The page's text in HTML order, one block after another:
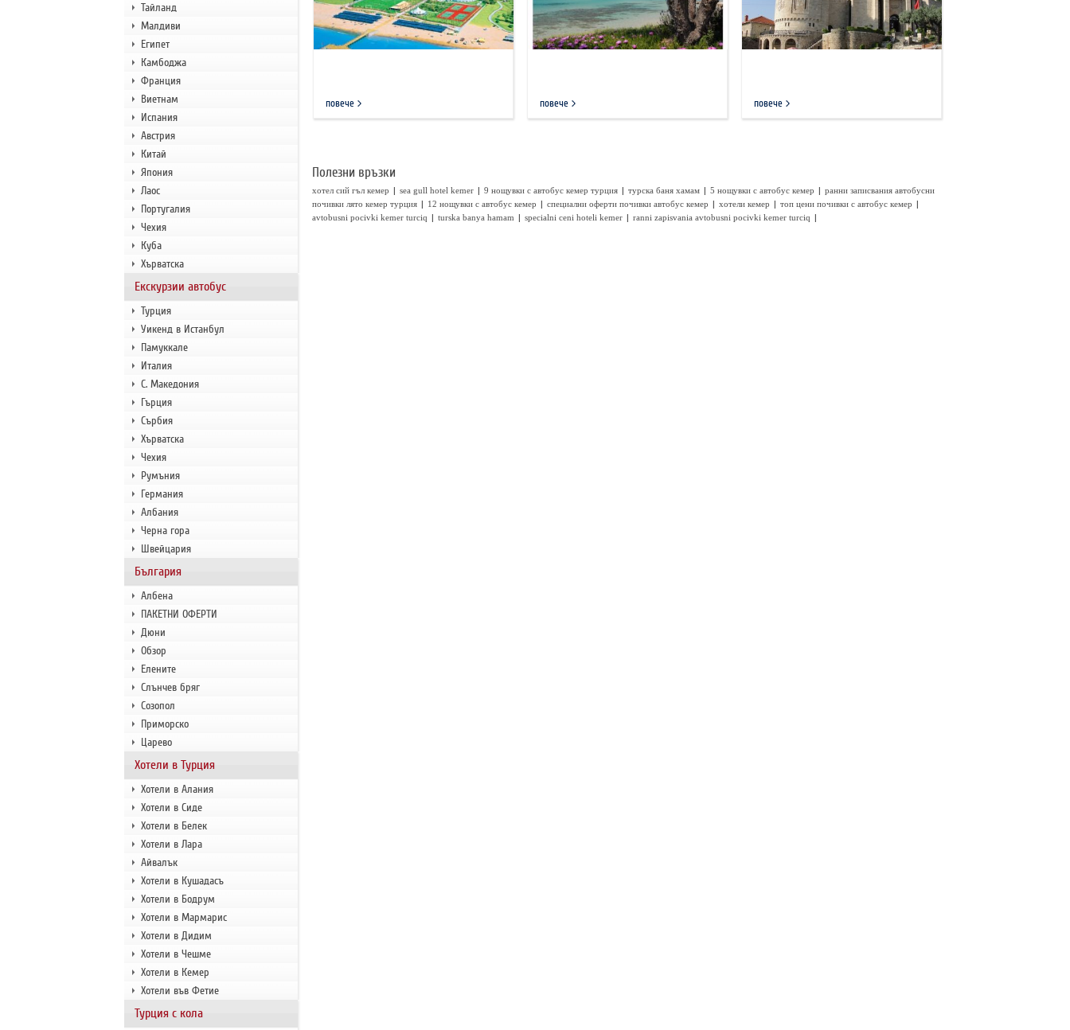
Тайланд
Малдиви
Египет
Камбоджа
Франция
Виетнам
Испания
Австрия
Китай
Япония
Лаос
Португалия
Чехия
Куба
Хърватска
Екскурзии автобус
Турция
Уикенд в Истанбул
Памуккале
Италия
С. Македония
Гърция
Сърбия
Хърватска
Чехия
Румъния
Германия
Албания
Черна гора
Швейцария
България
Албена
ПАКЕТНИ ОФЕРТИ
Дюни
Обзор
Елените
Слънчев бряг
Созопол
Приморско
Царево
Хотели в Турция
Хотели в Алания
Хотели в Сиде
Хотели в Белек
Хотели в Лара
Айвалък
Хотели в Кушадасъ
Хотели в Бодрум
Хотели в Мармарис
Хотели в Дидим
Хотели в Чешме
Хотели в Кемер
Хотели във Фетие
Турция с кола
повече повече повече
Полезни връзки
хотел сий гъл кемер | sea gull hotel kemer | 9 нощувки с автобус кемер турция | турска баня хамам | 5 нощувки с автобус кемер | ранни записвания автобусни
почивки лято кемер турция | 12 нощувки с автобус кемер | специални оферти почивки автобус кемер | хотели кемер | топ цени почивки с автобус кемер |
avtobusni pocivki kemer turciq | turska banya hamam | specialni ceni hoteli kemer | ranni zapisvania avtobusni pocivki kemer turciq |